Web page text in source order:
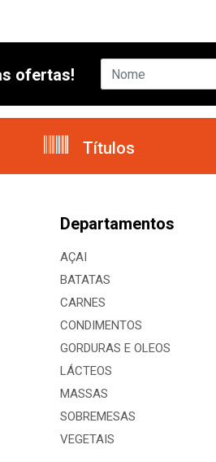
ofertas!
Títulos
Departamentos
AÇAI
BATATAS
CARNES
CONDIMENTOS
GORDURAS E OLEOS
LÁCTEOS
MASSAS
SOBREMESAS
VEGETAIS